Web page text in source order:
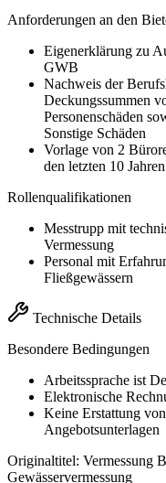
Anforderungen an den
Eigenerklärung zu
GWB
Nachweis der
Deckungssummen
Personenschäden
Sonstige Schäden
Vorlage von 2
den letzten 10
Rollenqualifikationen
Messtrupp mit
Vermessung
Personal mit
Fließgewässern
Technische Details
Besondere Bedingungen
Arbeitssprache ist
Elektronische
Keine Erstattung
Angebotsunterlagen
Originaltitel: Vermessung
Gewässervermessung